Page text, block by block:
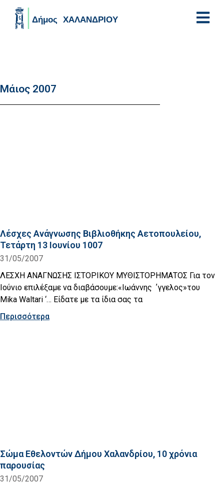
Μάιος 2007
Λέσχες Ανάγνωσης Βιβλιοθήκης Αετοπουλείου,
Τετάρτη 13 Ιουνίου 1007
31/05/2007
ΛΕΣΧΗ ΑΝΑΓΝΩΣΗΣ ΙΣΤΟΡΙΚΟΥ ΜΥΘΙΣΤΟΡΗΜΑΤΟΣ Για τον
Ιούνιο επιλέξαμε να διαβάσουμε:«Iωάννης ʼγγελος»του
Mika Waltari ‘… Είδατε με τα ίδια σας τα
Περισσότερα
Σώμα Εθελοντών Δήμου Χαλανδρίου, 10 χρόνια
παρουσίας
31/05/2007